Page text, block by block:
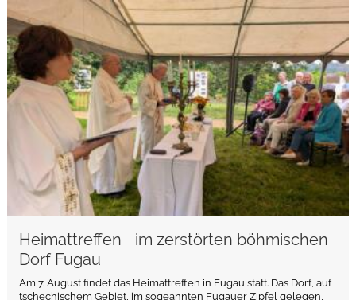
Heimattreffen im zerstörten böhmischen
Dorf Fugau
Am 7. August findet das Heimattreffen in Fugau statt. Das Dorf, auf
tschechischem Gebiet, im sogeannten Fugauer Zipfel gelegen,
weiterlesen